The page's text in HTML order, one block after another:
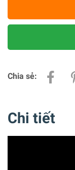
Chia sẻ:
Chi tiết